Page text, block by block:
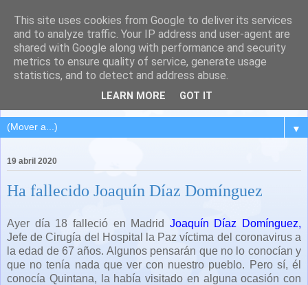
QUINTANA DEL PUENTE
(Palencia)
Pueblo del Cerrato palentino
▼
19 abril 2020
Ha fallecido Joaquín Díaz Domínguez
Ayer día 18 falleció en Madrid Joaquín Díaz Domínguez,
Jefe de Cirugía del Hospital la Paz víctima del coronavirus a
la edad de 67 años. Algunos pensarán que no lo conocían y
que no tenía nada que ver con nuestro pueblo. Pero sí, él
conocía Quintana, la había visitado en alguna ocasión con
This site uses cookies from Google to deliver its services
and to analyze traffic. Your IP address and user-agent are
shared with Google along with performance and security
metrics to ensure quality of service, generate usage
statistics, and to detect and address abuse.
LEARN MORE GOT IT